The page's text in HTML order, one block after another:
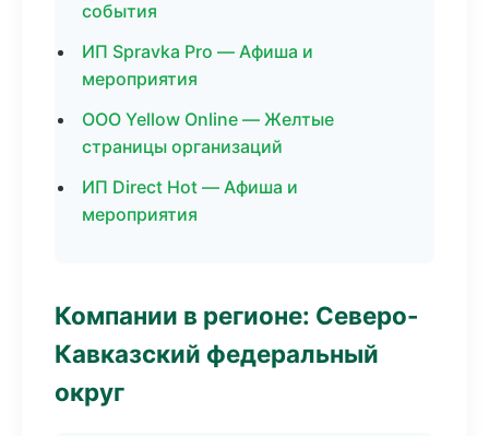
события
ИП Spravka Pro — Афиша и
мероприятия
ООО Yellow Online — Желтые
страницы организаций
ИП Direct Hot — Афиша и
мероприятия
Компании в регионе: Северо-
Кавказский федеральный
округ